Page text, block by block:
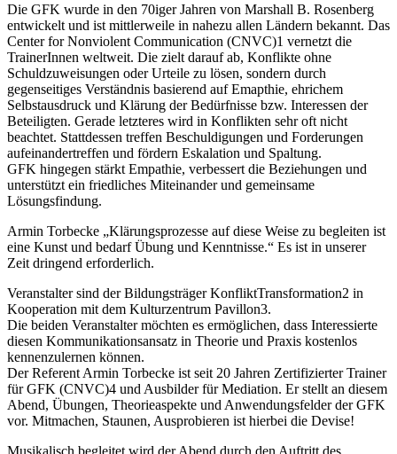
Die GFK wurde in den 70iger Jahren von Marshall B. Rosenberg
entwickelt und ist mittlerweile in nahezu allen Ländern bekannt. Das
Center for Nonviolent Communication (CNVC)1 vernetzt die
TrainerInnen weltweit. Die zielt darauf ab, Konflikte ohne
Schuldzuweisungen oder Urteile zu lösen, sondern durch
gegenseitiges Verständnis basierend auf Emapthie, ehrichem
Selbstausdruck und Klärung der Bedürfnisse bzw. Interessen der
Beteiligten. Gerade letzteres wird in Konflikten sehr oft nicht
beachtet. Stattdessen treffen Beschuldigungen und Forderungen
aufeinandertreffen und fördern Eskalation und Spaltung.
GFK hingegen stärkt Empathie, verbessert die Beziehungen und
unterstützt ein friedliches Miteinander und gemeinsame
Lösungsfindung.
Armin Torbecke „Klärungsprozesse auf diese Weise zu begleiten ist
eine Kunst und bedarf Übung und Kenntnisse.“ Es ist in unserer
Zeit dringend erforderlich.
Veranstalter sind der Bildungsträger KonfliktTransformation2 in
Kooperation mit dem Kulturzentrum Pavillon3.
Die beiden Veranstalter möchten es ermöglichen, dass Interessierte
diesen Kommunikationsansatz in Theorie und Praxis kostenlos
kennenzulernen können.
Der Referent Armin Torbecke ist seit 20 Jahren Zertifizierter Trainer
für GFK (CNVC)4 und Ausbilder für Mediation. Er stellt an diesem
Abend, Übungen, Theorieaspekte und Anwendungsfelder der GFK
vor. Mitmachen, Staunen, Ausprobieren ist hierbei die Devise!
Musikalisch begleitet wird der Abend durch den Auftritt des